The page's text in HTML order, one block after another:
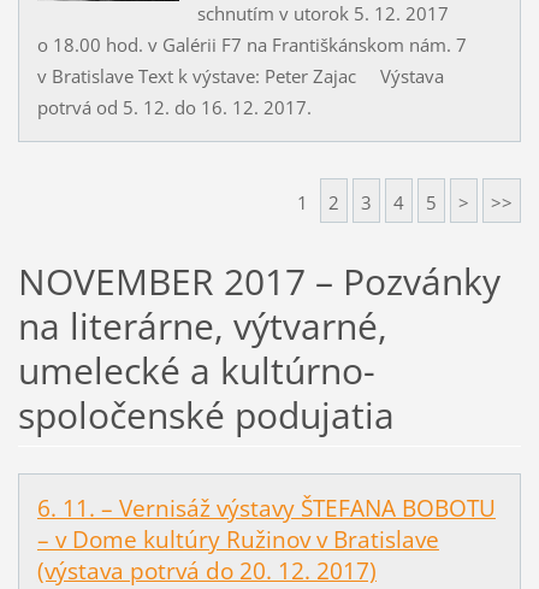
schnutím v utorok 5. 12. 2017
o 18.00 hod. v Galérii F7 na Františkánskom nám. 7
v Bratislave Text k výstave: Peter Zajac Výstava
potrvá od 5. 12. do 16. 12. 2017.
1 2 3 4 5 > >>
NOVEMBER 2017 – Pozvánky
na literárne, výtvarné,
umelecké a kultúrno-
spoločenské podujatia
6. 11. – Vernisáž výstavy ŠTEFANA BOBOTU
– v Dome kultúry Ružinov v Bratislave
(výstava potrvá do 20. 12. 2017)